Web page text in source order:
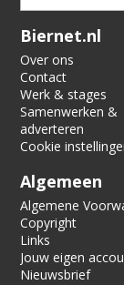
Verification code:
Biernet.nl
Over ons
Contact
Werk & stages
Samenwerken &
adverteren
Cookie
Algemeen
Algemene
Copyright
Links
Jouw eigen
Nieuwsbrief